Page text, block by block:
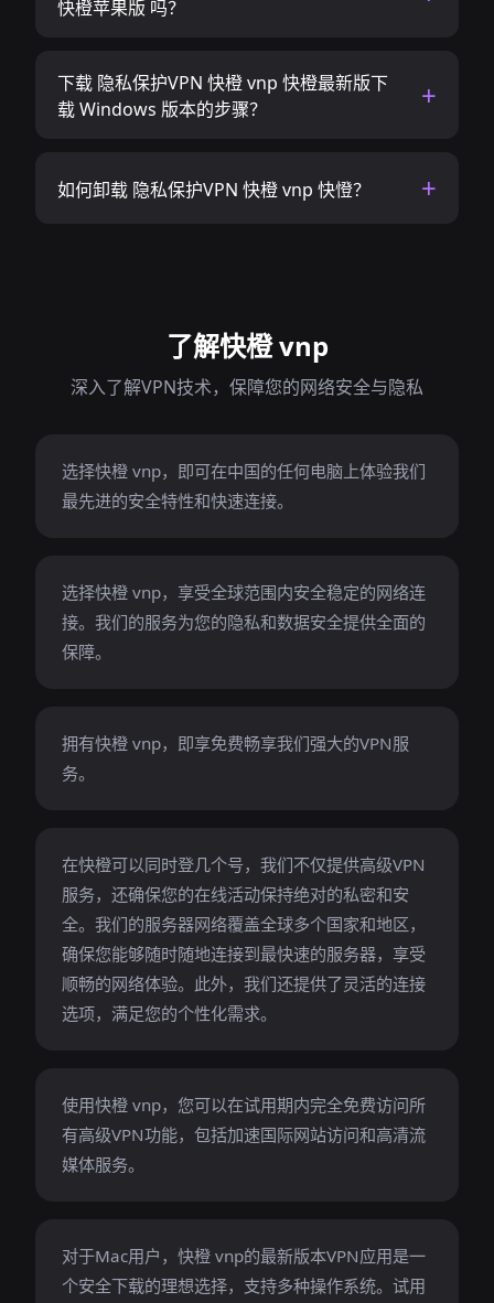
快橙苹果版 吗？
下载 隐私保护VPN 快橙 vnp 快橙最新版下
载 Windows 版本的步骤？
如何卸载 隐私保护VPN 快橙 vnp 快憕？
了解快橙 vnp
深入了解VPN技术，保障您的网络安全与隐私
选择快橙 vnp，即可在中国的任何电脑上体验我们
最先进的安全特性和快速连接。
选择快橙 vnp，享受全球范围内安全稳定的网络连
接。我们的服务为您的隐私和数据安全提供全面的
保障。
拥有快橙 vnp，即享免费畅享我们强大的VPN服
务。
在快橙可以同时登几个号，我们不仅提供高级VPN
服务，还确保您的在线活动保持绝对的私密和安
全。我们的服务器网络覆盖全球多个国家和地区，
确保您能够随时随地连接到最快速的服务器，享受
顺畅的网络体验。此外，我们还提供了灵活的连接
选项，满足您的个性化需求。
使用快橙 vnp，您可以在试用期内完全免费访问所
有高级VPN功能，包括加速国际网站访问和高清流
媒体服务。
对于Mac用户，快橙 vnp的最新版本VPN应用是一
个安全下载的理想选择，支持多种操作系统。试用